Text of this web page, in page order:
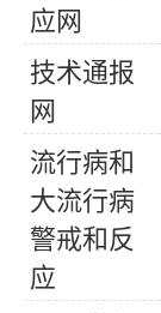
应网
技术通报
网
流行病和
大流行病
警戒和 反
应